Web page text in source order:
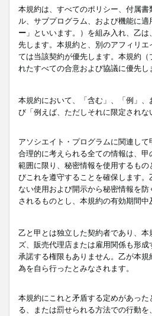
本規約は、すべてのポリシー、付属
ル、サブプログラム、および機能に
ー 」といいます。）を組み入れ、乙
先します。本規約と、別のアフィリ
ては当該契約が優先します。本規約
れたすべての合意および協議に優先し
本規約において、「含む」、「例」
び「例えば、ただしそれに限定されな
アソシエイト・プログラムに関連し
合理的に考えられる全ての情報は、甲
範囲に限り、秘密情報を使用するも
びこれを遵守することを確保します
ない使用および開示から秘密情報を
されるものとし、本規約の有効期間中
乙と甲とは独立した契約者であり、
ズ、販売代理店または雇用関係も形
承諾する権限もありません。乙が本
為を自ら行ったとみなされます。
本規約にこれと矛盾する定めがあっ
る、または罰せられる方法での行動